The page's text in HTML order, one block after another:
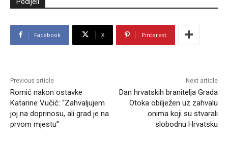
Facebook X Pinterest
Previous article
Romić nakon ostavke
Katarine Vučić: “Zahvaljujem
joj na doprinosu, ali grad je na
prvom mjestu”
Next article
Dan hrvatskih branitelja Grada
Otoka obilježen uz zahvalu
onima koji su stvarali
slobodnu Hrvatsku